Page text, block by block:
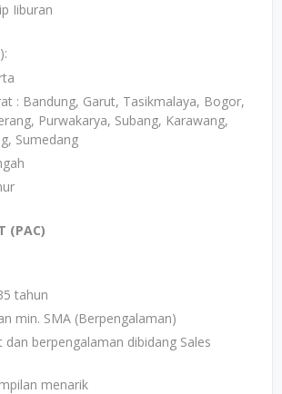
Iiburan
: Bandung, Garut, Tasikmalaya, Bogor,
Purwakarya, Subang, Karawang,
Sumedang
(PAC)
tahun
min. SMA (Berpengalaman)
dan berpengalaman dibidang Sales
menarik